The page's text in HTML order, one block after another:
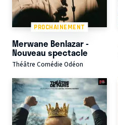
PROCHAINEMENT
Merwane Benlazar -
Nouveau spectacle
Théâtre Comédie Odéon